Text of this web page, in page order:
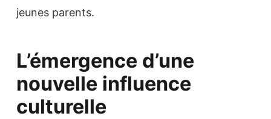
jeunes parents.
L’émergence d’une
nouvelle influence
culturelle